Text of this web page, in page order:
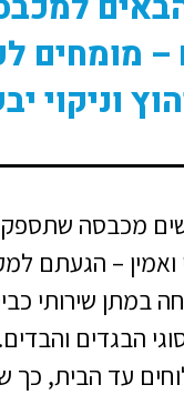
מומחים
וניקוי
מכבסה שתספק
ואמין – הגעתם
שירותי
הבגדים
עד הבית, כך